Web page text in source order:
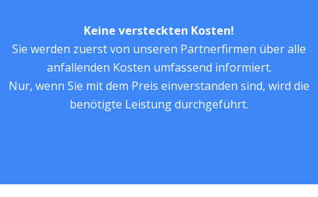
Keine versteckten Kosten!
Sie werden zuerst von unseren Partnerfirmen über alle
anfallenden Kosten umfassend informiert.
Nur, wenn Sie mit dem Preis einverstanden sind, wird die
benötigte Leistung durchgeführt.